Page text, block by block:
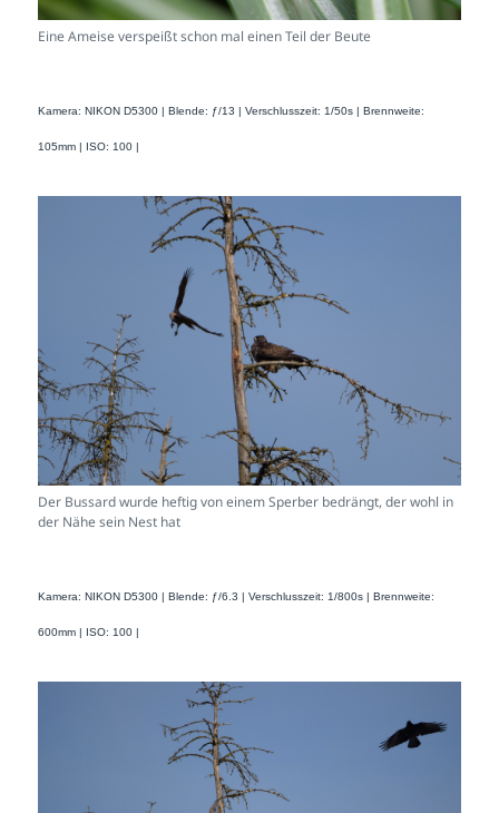
Eine Ameise verspeißt schon mal einen Teil der Beute
Kamera: NIKON D5300 | Blende: ƒ/13 | Verschlusszeit: 1/50s | Brennweite:
105mm | ISO: 100 |
Der Bussard wurde heftig von einem Sperber bedrängt, der wohl in
der Nähe sein Nest hat
Kamera: NIKON D5300 | Blende: ƒ/6.3 | Verschlusszeit: 1/800s | Brennweite:
600mm | ISO: 100 |